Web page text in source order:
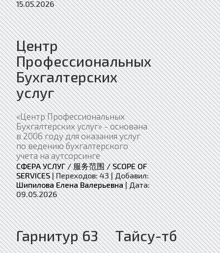
15.05.2026
Центр
Профессиональных
Бухгалтерских
услуг
«Центр Профессиональных
Бухгалтерских услуг» - основана
в 2006 году для оказания услуг
по ведению бухгалтерского
учета на аутсорсинге
СФЕРА УСЛУГ / 服务范围 / SCOPE OF
SERVICES|Переходов: 43 |Добавил:
Шипилова Елена Валерьевна |Дата:
09.05.2026
Гарнитур 63 Тайсу-тб